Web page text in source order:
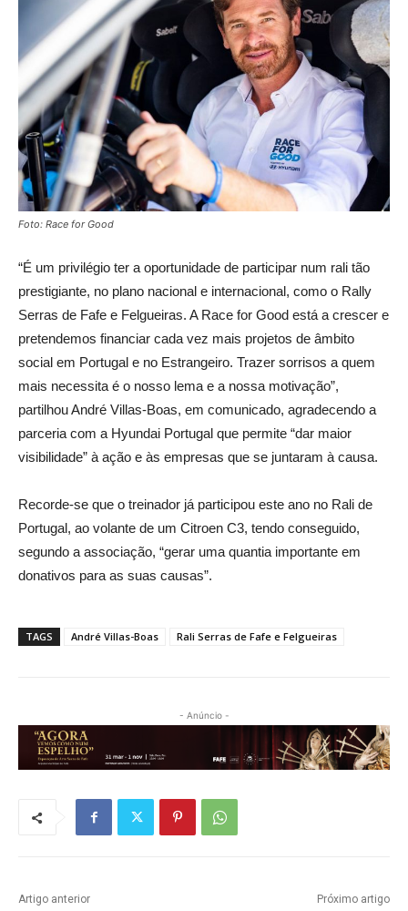
Foto: Race for Good
“É um privilégio ter a oportunidade de participar num rali tão
prestigiante, no plano nacional e internacional, como o Rally
Serras de Fafe e Felgueiras. A Race for Good está a crescer e
pretendemos financiar cada vez mais projetos de âmbito
social em Portugal e no Estrangeiro. Trazer sorrisos a quem
mais necessita é o nosso lema e a nossa motivação”,
partilhou André Villas-Boas, em comunicado, agradecendo a
parceria com a Hyundai Portugal que permite “dar maior
visibilidade” à ação e às empresas que se juntaram à causa.
Recorde-se que o treinador já participou este ano no Rali de
Portugal, ao volante de um Citroen C3, tendo conseguido,
segundo a associação, “gerar uma quantia importante em
donativos para as suas causas”.
TAGS André Villas-Boas Rali Serras de Fafe e Felgueiras
- Anúncio -
Artigo anterior Próximo artigo